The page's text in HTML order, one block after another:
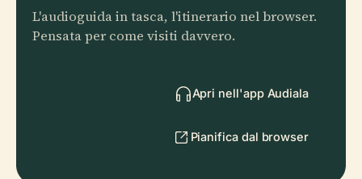
L'audioguida in tasca, l'itinerario nel browser.
Pensata per come visiti davvero.
Apri nell'app Audiala
Pianifica dal browser